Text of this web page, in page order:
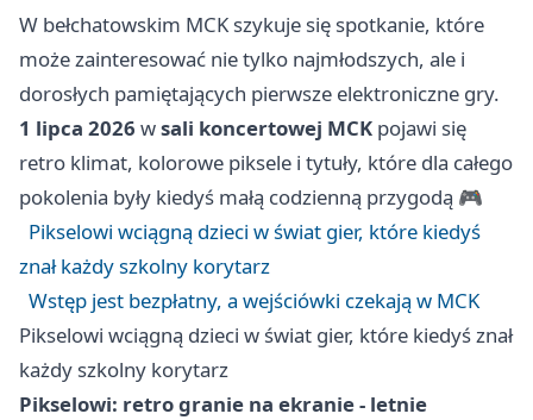
W bełchatowskim MCK szykuje się spotkanie, które
może zainteresować nie tylko najmłodszych, ale i
dorosłych pamiętających pierwsze elektroniczne gry.
1 lipca 2026 wsali koncertowej MCK pojawi się
retro klimat, kolorowe piksele i tytuły, które dla całego
pokolenia były kiedyś małą codzienną przygodą 🎮
Pikselowi wciągną dzieci w świat gier, które kiedyś
znał każdy szkolny korytarz
Wstęp jest bezpłatny, a wejściówki czekają w MCK
Pikselowi wciągną dzieci w świat gier, które kiedyś znał
każdy szkolny korytarz
Pikselowi: retro granie na ekranie - letnie